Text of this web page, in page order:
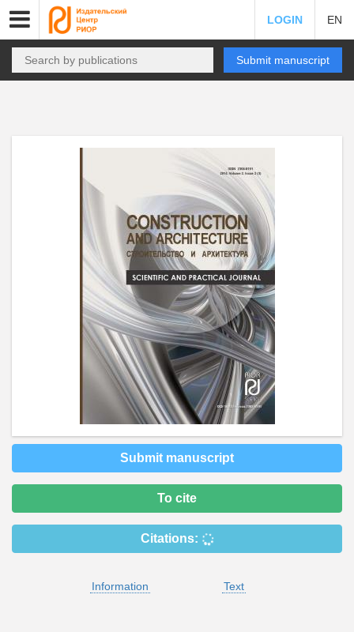
LOGIN EN
Submit manuscript
Submit manuscript
To cite
Citations:
Information Text